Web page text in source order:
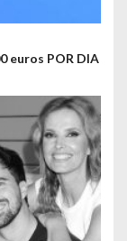
euros POR DIA